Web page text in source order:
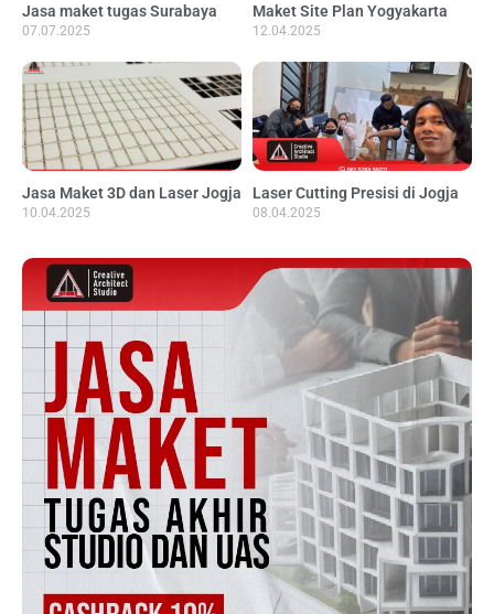
Jasa maket tugas Surabaya
07.07.2025
Maket Site Plan Yogyakarta
12.04.2025
Jasa Maket 3D dan Laser Jogja
10.04.2025
Laser Cutting Presisi di Jogja
08.04.2025